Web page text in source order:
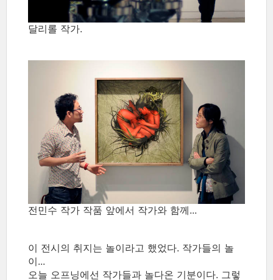
달리롤 작가.
전민수 작가 작품 앞에서 작가와 함께...
이 전시의 취지는 놀이라고 했었다. 작가들의 놀
이...
오늘 오프닝에선 작가들과 놀다온 기분이다. 그렇